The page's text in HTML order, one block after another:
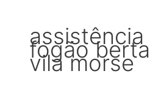
fogão
vila morse